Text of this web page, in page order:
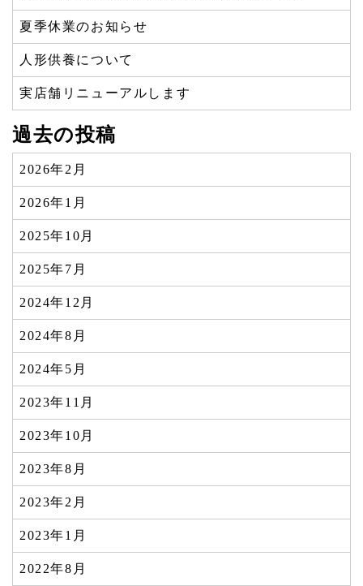
夏季休業のお知らせ
人形供養について
実店舗リニューアルします
過去の投稿
2026年2月
2026年1月
2025年10月
2025年7月
2024年12月
2024年8月
2024年5月
2023年11月
2023年10月
2023年8月
2023年2月
2023年1月
2022年8月